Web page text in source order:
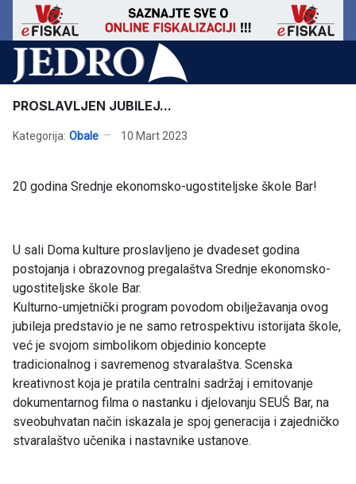
PROSLAVLJEN JUBILEJ...
Kategorija: Obale 10 Mart 2023
20 godina Srednje ekonomsko-ugostiteljske škole Bar!
U sali Doma kulture proslavljeno je dvadeset godina
postojanja i obrazovnog pregalaštva Srednje ekonomsko-
ugostiteljske škole Bar.
Kulturno-umjetnički program povodom obilježavanja ovog
jubileja predstavio je ne samo retrospektivu istorijata škole,
već je svojom simbolikom objedinio koncepte
tradicionalnog i savremenog stvaralaštva. Scenska
kreativnost koja je pratila centralni sadržaj i emitovanje
dokumentarnog filma o nastanku i djelovanju SEUŠ Bar, na
sveobuhvatan način iskazala je spoj generacija i zajedničko
stvaralaštvo učenika i nastavnike ustanove.